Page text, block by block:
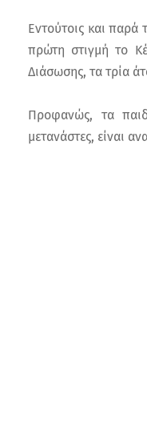
Εντούτοις και παρά
πρώτη στιγμή το
Διάσωσης, τα τρία
Προφανώς, τα
μετανάστες, είναι